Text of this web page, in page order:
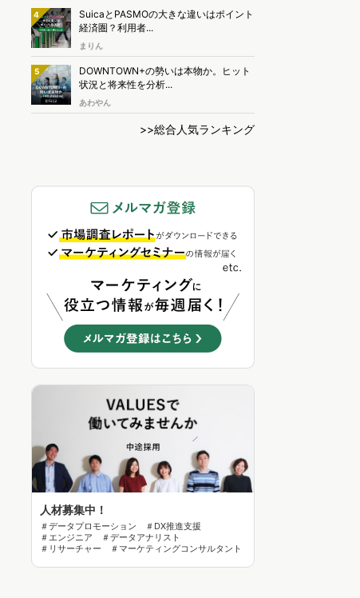
4
SuicaとPASMOの大きな違いはポイント
経済圏？利用者...
まりん
5
DOWNTOWN+の勢いは本物か。ヒット
状況と将来性を分析...
あわやん
>>総合人気ランキング
人材募集中！
＃データプロモーション ＃DX推進支援
＃エンジニア ＃データアナリスト
＃リサーチャー ＃マーケティングコンサルタント